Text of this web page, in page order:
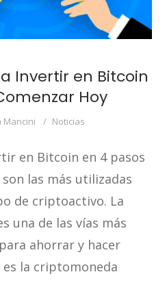
Invertir en Bitcoin
Hoy
Mancini Noticias
en Bitcoin en 4 pasos
las más utilizadas
de criptoactivo. La
una de las vías más
ahorrar y hacer
la criptomoneda